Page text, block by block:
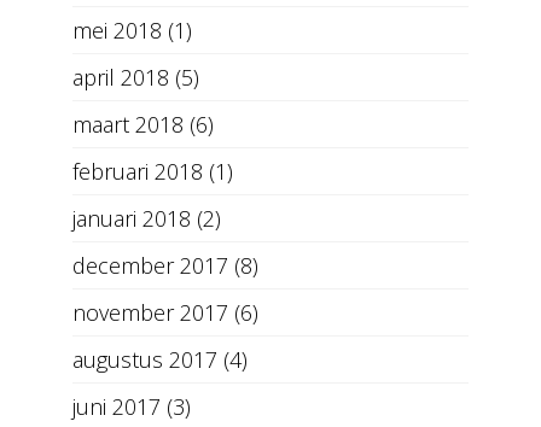
mei 2018 (1)
april 2018 (5)
maart 2018 (6)
februari 2018 (1)
januari 2018 (2)
december 2017 (8)
november 2017 (6)
augustus 2017 (4)
juni 2017 (3)